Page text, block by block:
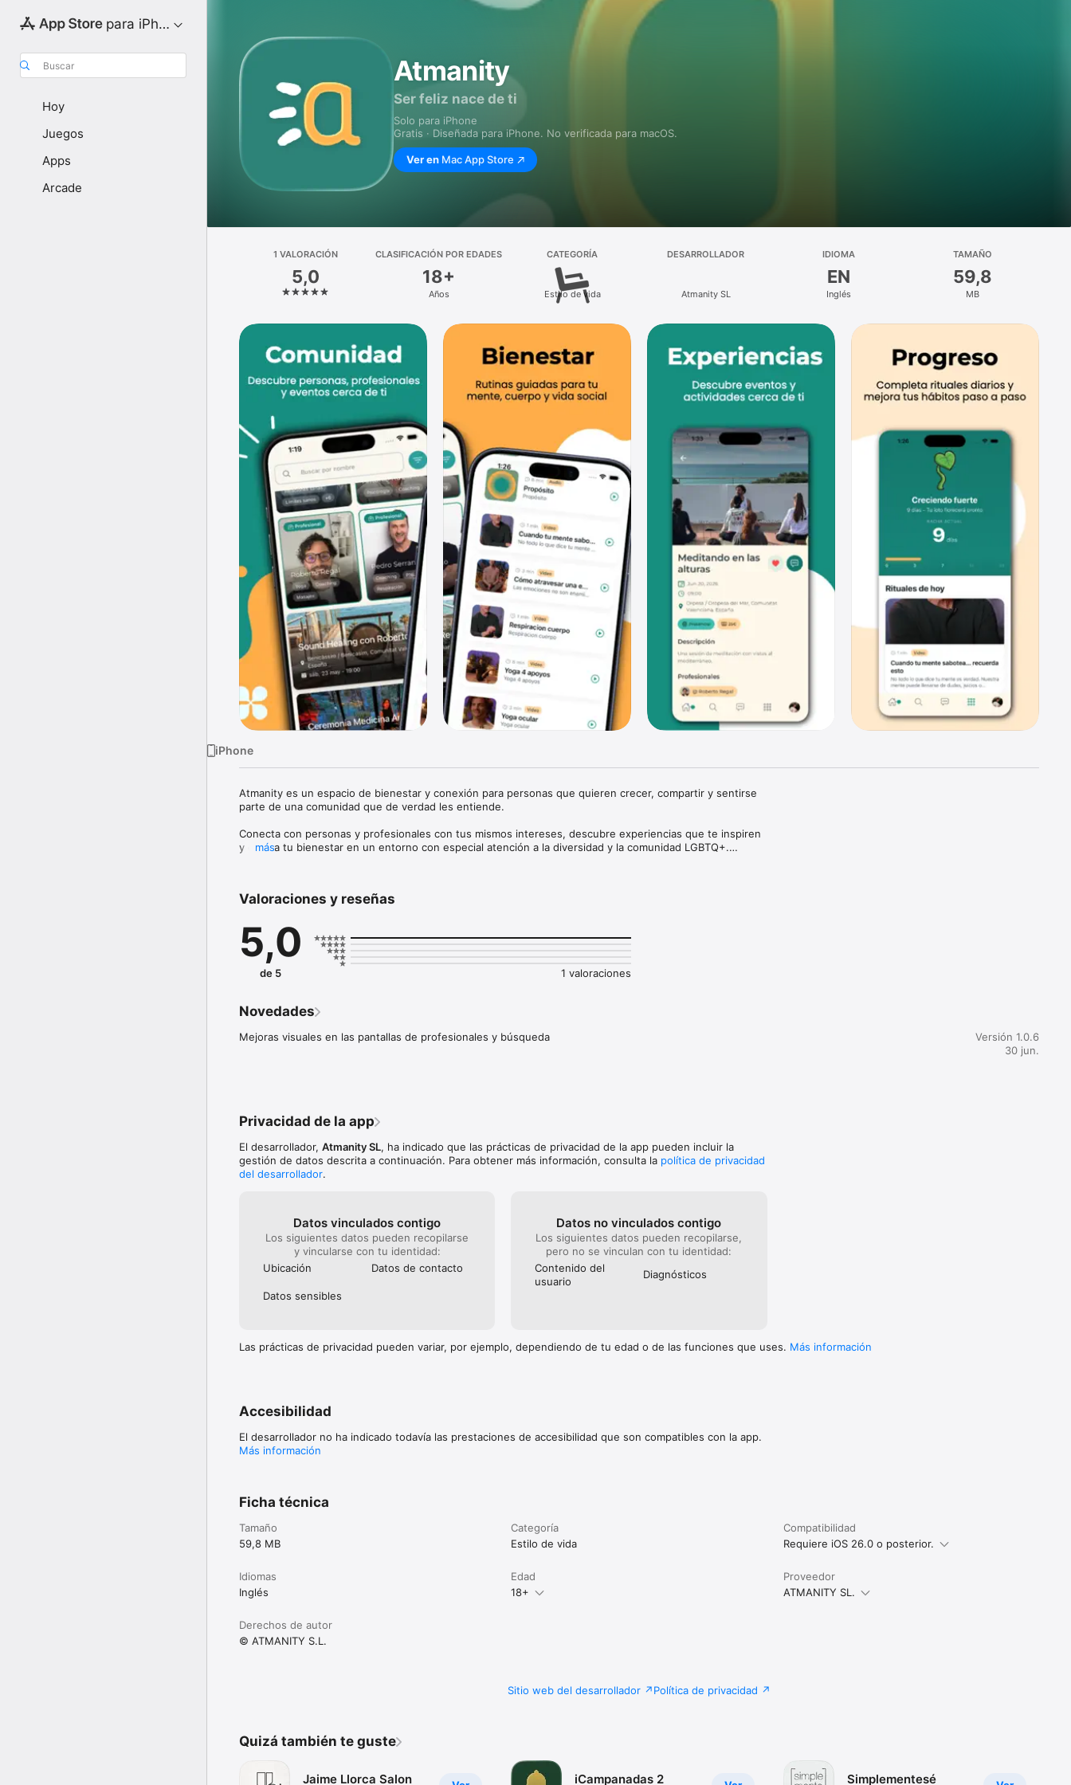
para iPhone
Buscar
Hoy
Juegos
Apps
Arcade
Atmanity
Ser feliz nace de ti
Solo para iPhone
Gratis · Diseñada para iPhone. No verificada para macOS.
Ver en Mac App Store
1 VALORACIÓN
5,0
CLASIFICACIÓN POR EDADES
18+
Años
CATEGORÍA
Estilo de vida
DESARROLLADOR
Atmanity SL
IDIOMA
EN
Inglés
TAMAÑO
59,8
MB
iPhone
Atmanity es un espacio de bienestar y conexión para personas que quieren crecer, compartir y sentirse
parte de una comunidad que de verdad les entiende.
Conecta con personas y profesionales con tus mismos intereses, descubre experiencias que te inspiren
y cultiva tu bienestar en un entorno con especial atención a la diversidad y la comunidad LGBTQ+.
avanzar a tu ritmo, siempre en compañía.
Con Atmanity puedes:
- Conectar con personas afines y ampliar tu red desde un lugar más humano.
- Descubrir profesionales y experiencias alineadas contigo.
- Participar en actividades y eventos dentro de la comunidad.
más
Valoraciones y reseñas
5,0
de 5 1 valoraciones
Novedades
Mejoras visuales en las pantallas de profesionales y búsqueda
Versión 1.0.6
30 jun.
Privacidad de la app
El desarrollador, Atmanity SL, ha indicado que las prácticas de privacidad de la app pueden incluir la
gestión de datos descrita a continuación. Para obtener más información, consulta la política de privacidad
del desarrollador.
Datos vinculados contigo
Los siguientes datos pueden recopilarse
y vincularse con tu identidad:
Ubicación
Datos de contacto
Datos sensibles
Datos no vinculados contigo
Los siguientes datos pueden recopilarse,
pero no se vinculan con tu identidad:
Contenido del
usuario
Diagnósticos
Las prácticas de privacidad pueden variar, por ejemplo, dependiendo de tu edad o de las funciones que uses. Más información
Accesibilidad
El desarrollador no ha indicado todavía las prestaciones de accesibilidad que son compatibles con la app.
Más información
Ficha técnica
Tamaño
59,8 MB
Categoría
Estilo de vida
Compatibilidad
Requiere iOS 26.0 o posterior.
Idiomas
Inglés
Edad
18+
Proveedor
ATMANITY SL.
Derechos de autor
© ATMANITY S.L.
Sitio web del desarrollador Política de privacidad
Quizá también te guste
Jaime Llorca Salon iCampanadas 2 Simplementesé